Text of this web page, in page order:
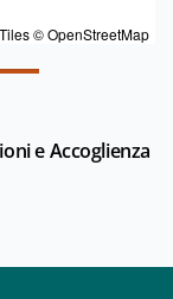
© OpenStreetMap
e Accoglienza